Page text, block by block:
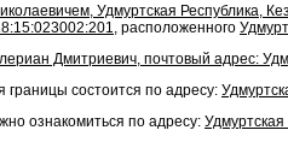
Удмуртская Республика,
, расположенного
Дмитриевич, почтовый адрес:
состоится по адресу:
ознакомиться по адресу: